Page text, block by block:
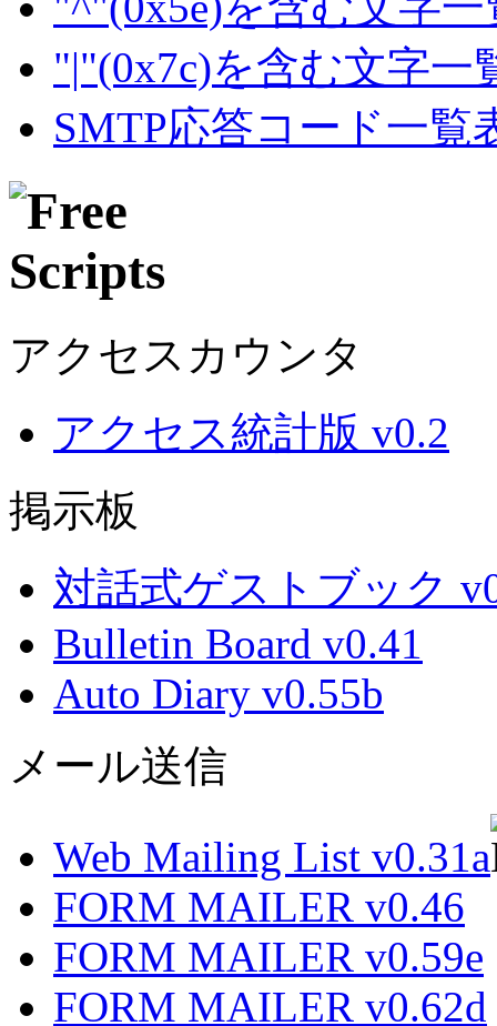
"|"(0x7c)を含む文字一
SMTP応答コード一覧
アクセスカウンタ
アクセス統計版 v0.2
掲示板
対話式ゲストブック
Bulletin Board v0.41
Auto Diary v0.55b
メール送信
Web Mailing List v0.31a
FORM MAILER v0.46
FORM MAILER v0.59e
FORM MAILER v0.62d